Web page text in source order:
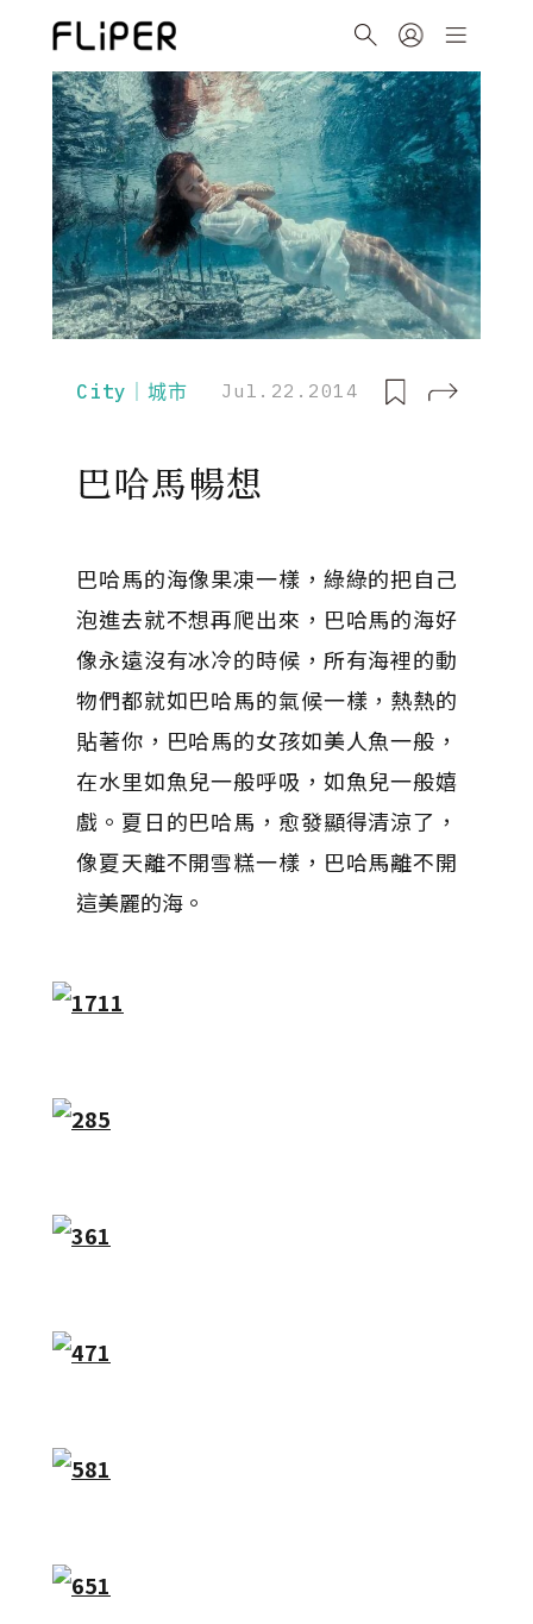
City｜城市 Jul.22.2014
巴哈馬暢想
巴哈馬的海像果凍一樣，綠綠的把自己
泡進去就不想再爬出來，巴哈馬的海好
像永遠沒有冰冷的時候，所有海裡的動
物們都就如巴哈馬的氣候一樣，熱熱的
貼著你，巴哈馬的女孩如美人魚一般，
在水里如魚兒一般呼吸，如魚兒一般嬉
戲。夏日的巴哈馬，愈發顯得清涼了，
像夏天離不開雪糕一樣，巴哈馬離不開
這美麗的海。